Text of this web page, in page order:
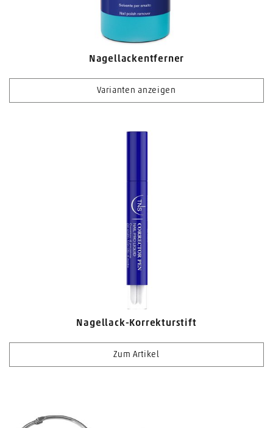
Nagellackentferner
Varianten anzeigen
Nagellack-Korrekturstift
Zum Artikel